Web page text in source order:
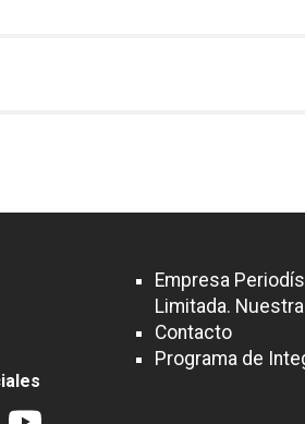
Empresa
Limitada.
Contacto
Programa de